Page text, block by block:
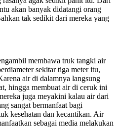
akan banyak didatangi orang
tak sedikit dari mereka yang
membawa truk tangki air
sekitar tiga meter itu,
air di dalamnya langsung
hingga membuat air di ceruk ini
juga meyakini kalau air dari
sangat bermanfaat bagi
kesehatan dan kecantikan. Air
sebagai media melakukan